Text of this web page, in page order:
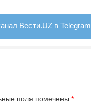
Вести.UZ в Telegram
поля помечены *